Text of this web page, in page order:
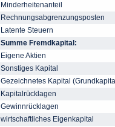
Minderheitenanteil
Rechnungsabgrenzungsposten
Latente Steuern
Summe Fremdkapital:
Eigene Aktien
Sonstiges Kapital
Gezeichnetes Kapital
Kapitalrücklagen
Gewinnrücklagen
wirtschaftliches Eigenkapital